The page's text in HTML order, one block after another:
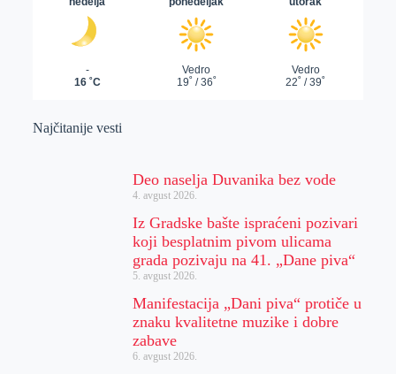
Najčitanije vesti
Deo naselja Duvanika bez vode
4. avgust 2026.
Iz Gradske bašte ispraćeni pozivari
koji besplatnim pivom ulicama
grada pozivaju na 41. „Dane piva“
5. avgust 2026.
Manifestacija „Dani piva“ protiče u
znaku kvalitetne muzike i dobre
zabave
6. avgust 2026.